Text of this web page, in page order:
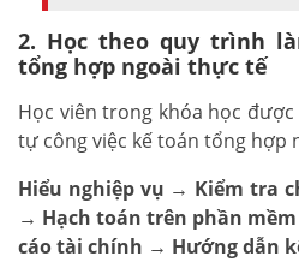
2. Học theo quy trình
tổng hợp ngoài thực tế
Học viên trong khóa học
tự công việc kế toán tổng hợp
Hiểu nghiệp vụ → Kiểm tra
→ Hạch toán trên phần
cáo tài chính → Hướng dẫn